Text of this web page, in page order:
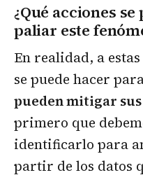
¿Qué acciones
paliar este
En realidad, a
se puede hacer
pueden mitigar
primero que
identificarlo para
partir de los datos